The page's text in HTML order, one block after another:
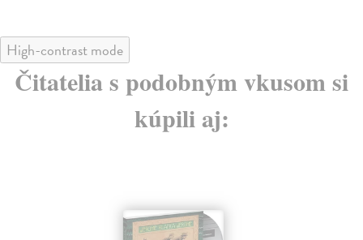
High-contrast mode
Čitatelia s podobným vkusom si
kúpili aj: